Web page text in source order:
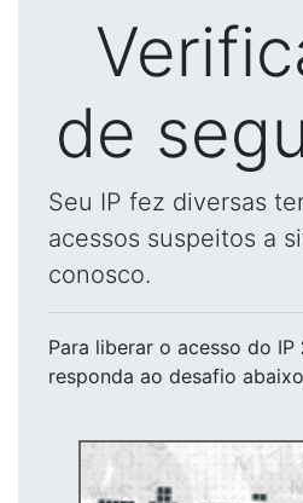
de
Seu IP fez diversas
acessos suspeitos a
conosco.
Para liberar o acesso do IP
responda ao desafio